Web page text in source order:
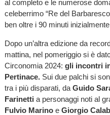
al completo e le numerose
celeberrimo “Re del
ben oltre i 90 minuti
Dopo un’altra edizione da
mattina, nel pomeriggio si è
Circonomia 2024: gli incontri
Pertinace.Sui due palchi si
tra i più disparati, da Guido
Farinetti a personaggi noti al
Fulvio Marinoe Giorgio